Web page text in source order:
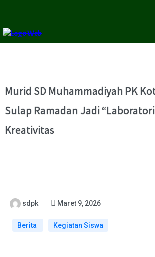
Murid SD Muhammadiyah PK
Sulap Ramadan Jadi
Kreativitas
sdpk Maret 9, 2026
Berita Kegiatan Siswa